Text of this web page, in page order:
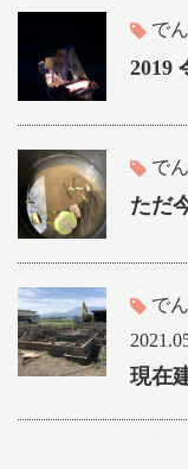
で
2019
で
ただ
で
現在